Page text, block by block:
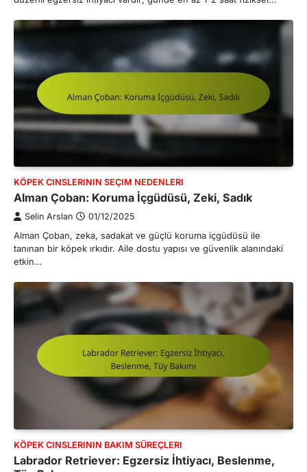
KÖPEK CINSLERININ SEÇIM NEDENLERI
Alman Çoban: Koruma İçgüdüsü, Zeki, Sadık
Selin Arslan 01/12/2025
Alman Çoban, zeka, sadakat ve güçlü koruma içgüdüsü ile
tanınan bir köpek ırkıdır. Aile dostu yapısı ve güvenlik alanındaki
etkin…
KÖPEK CINSLERININ BAKIM SÜREÇLERI
Labrador Retriever: Egzersiz İhtiyacı, Beslenme,